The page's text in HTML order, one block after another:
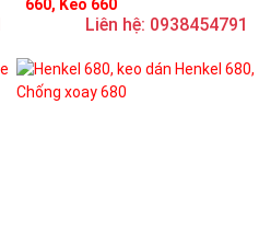
660, Keo 660
Liên hệ: 0938454791